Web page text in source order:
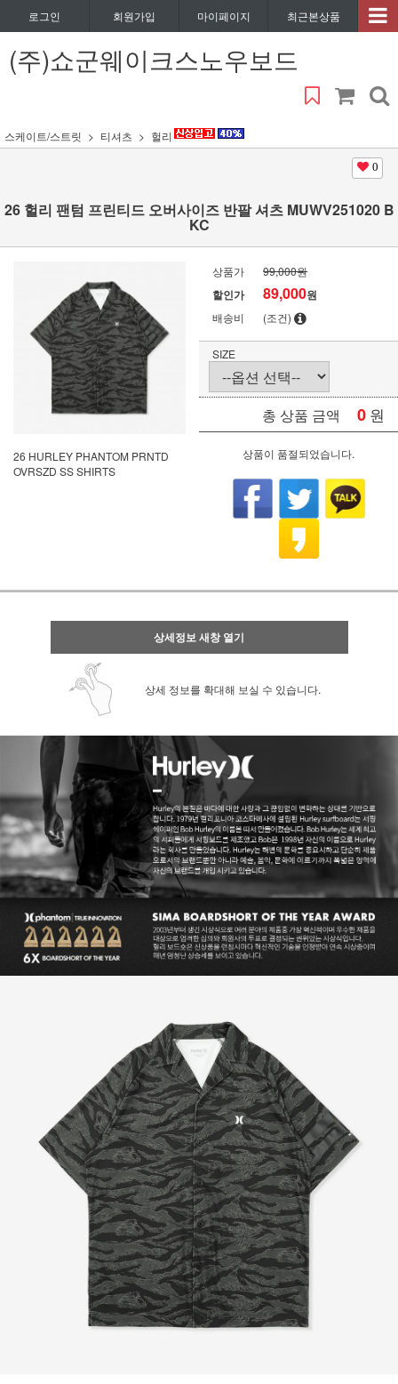
로그인 회원가입 마이페이지 최근본상품
(주)쇼군웨이크스노우보드
스케이트/스트릿 티셔츠 헐리
0
26 헐리 팬텀 프린티드 오버사이즈 반팔 셔츠 MUWV251020 B
KC
26 HURLEY PHANTOM PRNTD
OVRSZD SS SHIRTS
상품가 99,000원
할인가 89,000원
배송비 (조건)
SIZE
총 상품 금액 0 원
상품이 품절되었습니다.
상세정보 새창 열기
상세 정보를 확대해 보실 수 있습니다.